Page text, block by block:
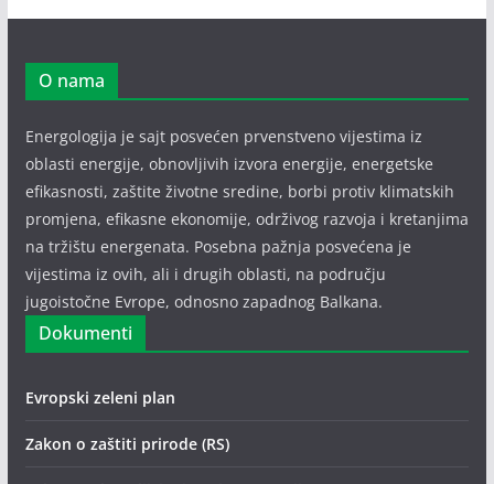
O nama
Energologija je sajt posvećen prvenstveno vijestima iz
oblasti energije, obnovljivih izvora energije, energetske
efikasnosti, zaštite životne sredine, borbi protiv klimatskih
promjena, efikasne ekonomije, održivog razvoja i kretanjima
na tržištu energenata. Posebna pažnja posvećena je
vijestima iz ovih, ali i drugih oblasti, na području
jugoistočne Evrope, odnosno zapadnog Balkana.
Dokumenti
Evropski zeleni plan
Zakon o zaštiti prirode (RS)